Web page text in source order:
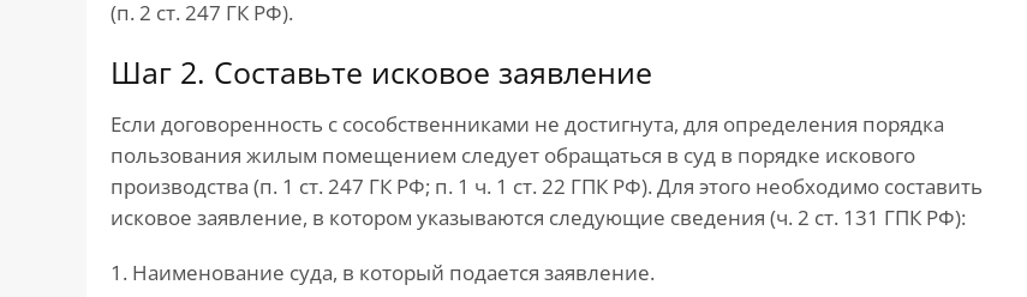
(п. 2 ст. 247 ГК РФ).
Шаг 2. Составьте исковое заявление
Если договоренность с сособственниками не достигнута, для определения порядка
пользования жилым помещением следует обращаться в суд в порядке искового
производства (п. 1 ст. 247 ГК РФ; п. 1 ч. 1 ст. 22 ГПК РФ). Для этого необходимо составить
исковое заявление, в котором указываются следующие сведения (ч. 2 ст. 131 ГПК РФ):
1. Наименование суда, в который подается заявление.